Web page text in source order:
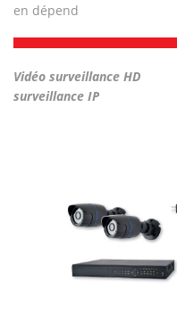
en dépend
Vidéo surveillance HD
surveillance IP